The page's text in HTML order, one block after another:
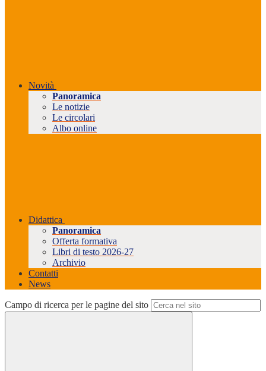
Novità
Panoramica
Le notizie
Le circolari
Albo online
Didattica
Panoramica
Offerta formativa
Libri di testo 2026-27
Archivio
Contatti
News
Campo di ricerca per le pagine del sito